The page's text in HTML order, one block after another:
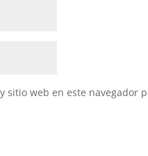
sitio web en este navegador